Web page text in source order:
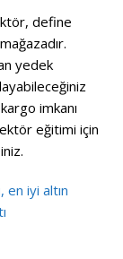
define
yedek
imkanı
eğitimi için